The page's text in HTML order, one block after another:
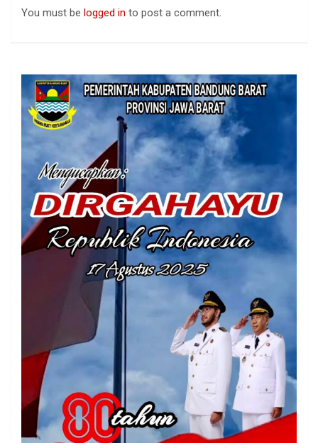
You must be logged in to post a comment.